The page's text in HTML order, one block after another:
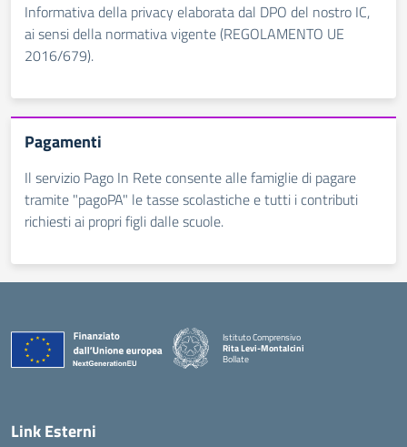
Informativa della privacy elaborata dal DPO del nostro IC,
ai sensi della normativa vigente (REGOLAMENTO UE
2016/679).
Pagamenti
Il servizio Pago In Rete consente alle famiglie di pagare
tramite "pagoPA" le tasse scolastiche e tutti i contributi
richiesti ai propri figli dalle scuole.
Istituto Comprensivo
Rita Levi-Montalcini
Bollate
Link Esterni